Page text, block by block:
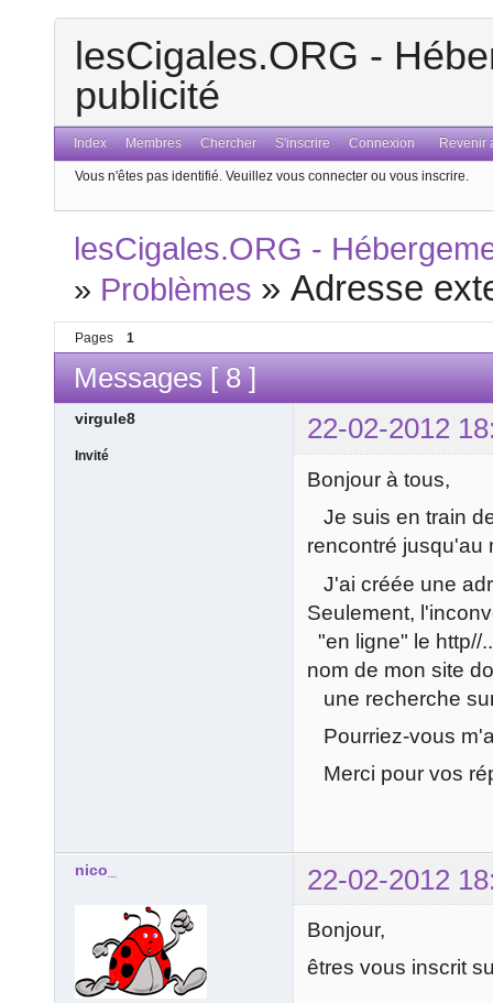
lesCigales.ORG -
publicité
Index Membres Chercher S'inscrire Connexion Revenir
Vous n'êtes pas identifié. Veuillez vous connecter ou vous inscrire.
lesCigales.ORG -
» Problèmes »Adresse
Pages 1
Messages [ 8 ]
virgule8 22-02-2012
Invité
Bonjour à tous,
Je suis en train
rencontré jusqu'au
J'ai créée une
Seulement,
"en ligne" le http//
nom de mon site
une recherche
Pourriez-vous
Merci pour vos
nico_ 22-02-2012
Bonjour,
êtres vous inscrit